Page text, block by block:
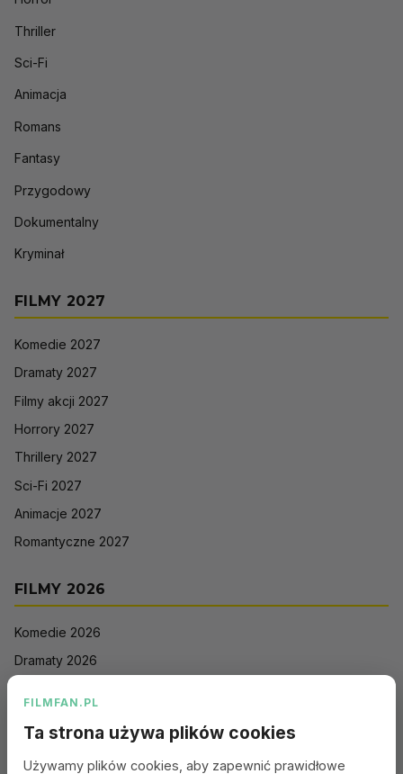
Thriller
Sci-Fi
Animacja
Romans
Fantasy
Przygodowy
Dokumentalny
Kryminał
FILMY 2027
Komedie 2027
Dramaty 2027
Filmy akcji 2027
Horrory 2027
Thrillery 2027
Sci-Fi 2027
Animacje 2027
Romantyczne 2027
FILMY 2026
Komedie 2026
Dramaty 2026
FILMFAN.PL
Ta strona używa plików cookies
Używamy plików cookies, aby zapewnić prawidłowe